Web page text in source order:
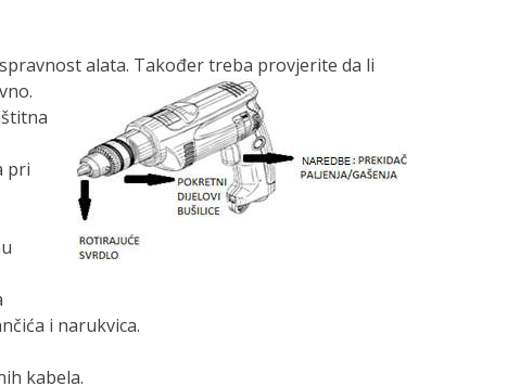
alata. Također treba provjerite da li
pri
i narukvica.
kabela.